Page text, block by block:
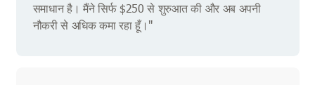
समाधान है। मैंने सिर्फ $250 से शुरुआत की और अब अपनी
नौकरी से अधिक कमा रहा हूँ।"